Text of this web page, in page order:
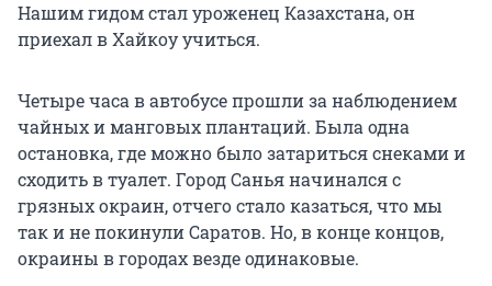
Нашим гидом стал уроженец Казахстана, он
приехал в Хайкоу учиться.
Четыре часа в автобусе прошли за наблюдением
чайных и манговых плантаций. Была одна
остановка, где можно было затариться снеками и
сходить в туалет. Город Санья начинался с
грязных окраин, отчего стало казаться, что мы
так и не покинули Саратов. Но, в конце концов,
окраины в городах везде одинаковые.